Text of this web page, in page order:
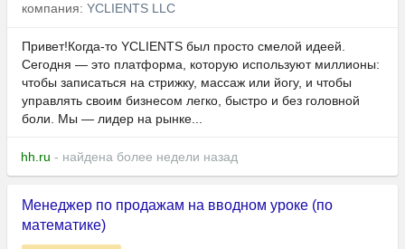
компания: YCLIENTS LLC
Привет!Когда-то YCLIENTS был просто смелой идеей.
Сегодня — это платформа, которую используют миллионы:
чтобы записаться на стрижку, массаж или йогу, и чтобы
управлять своим бизнесом легко, быстро и без головной
боли. Мы — лидер на рынке...
hh.ru - найдена более недели назад
Менеджер по продажам на вводном уроке (по
математике)